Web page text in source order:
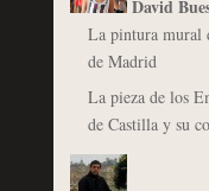
David
La pintura mural
de Madrid
La pieza de los
de Castilla y su